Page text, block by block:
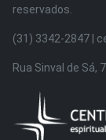
reservados.
(31) 3342-2847 |
Rua Sinval de Sá,